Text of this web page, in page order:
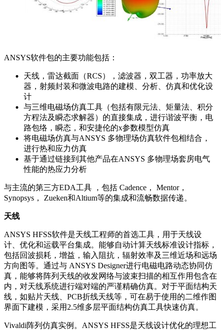
ANSYS软件包的主要功能包括：
天线，雷达截面（RCS），滤波器，双工器，功率放大
器，射频封装和微波电路的建模、分析、仿真和优化设
计
与三维电磁场仿真工具（包括有限元法、矩量法、积分
方程法及瞬态求解器）的直接集成，进行谐波平衡，电
路包络，瞬态，和安捷伦的x参数模型仿真
将电磁场仿真与ANSYS 多物理场仿真软件包相结合，
进行热和应力仿真
基于通过链接到其他产品在ANSYS 多物理场套房电气
性能的热应力分析
与主流的第三方EDA工具 ，包括 Cadence， Mentor，
Synopsys， Zueken和Altium等的集成和流畅数据传递。
天线
ANSYS HFSS软件是天线工程师的首选工具，用于天线设
计、优化和运载平台集成。能够自动计算天线标准设计指标，
包括回波损耗，增益，输入阻抗，辐射效率及三维近场和远场
方向图等。通过与 ANSYS Designer进行电磁电路动态协同仿
真，能够将阵列天线的收发网络与波束扫描的相互作用包含在
内，对天线系统进行端对端的严谨精确仿真。对于平面结构天
线，如贴片天线、PCB折线天线等，可在易于使用的二维作图
界面下建模，采用2.5维多层平面结构仿真工具快速仿真。
Vivaldi阵列仿真实例。ANSYS HFSS是天线设计优化的理想工